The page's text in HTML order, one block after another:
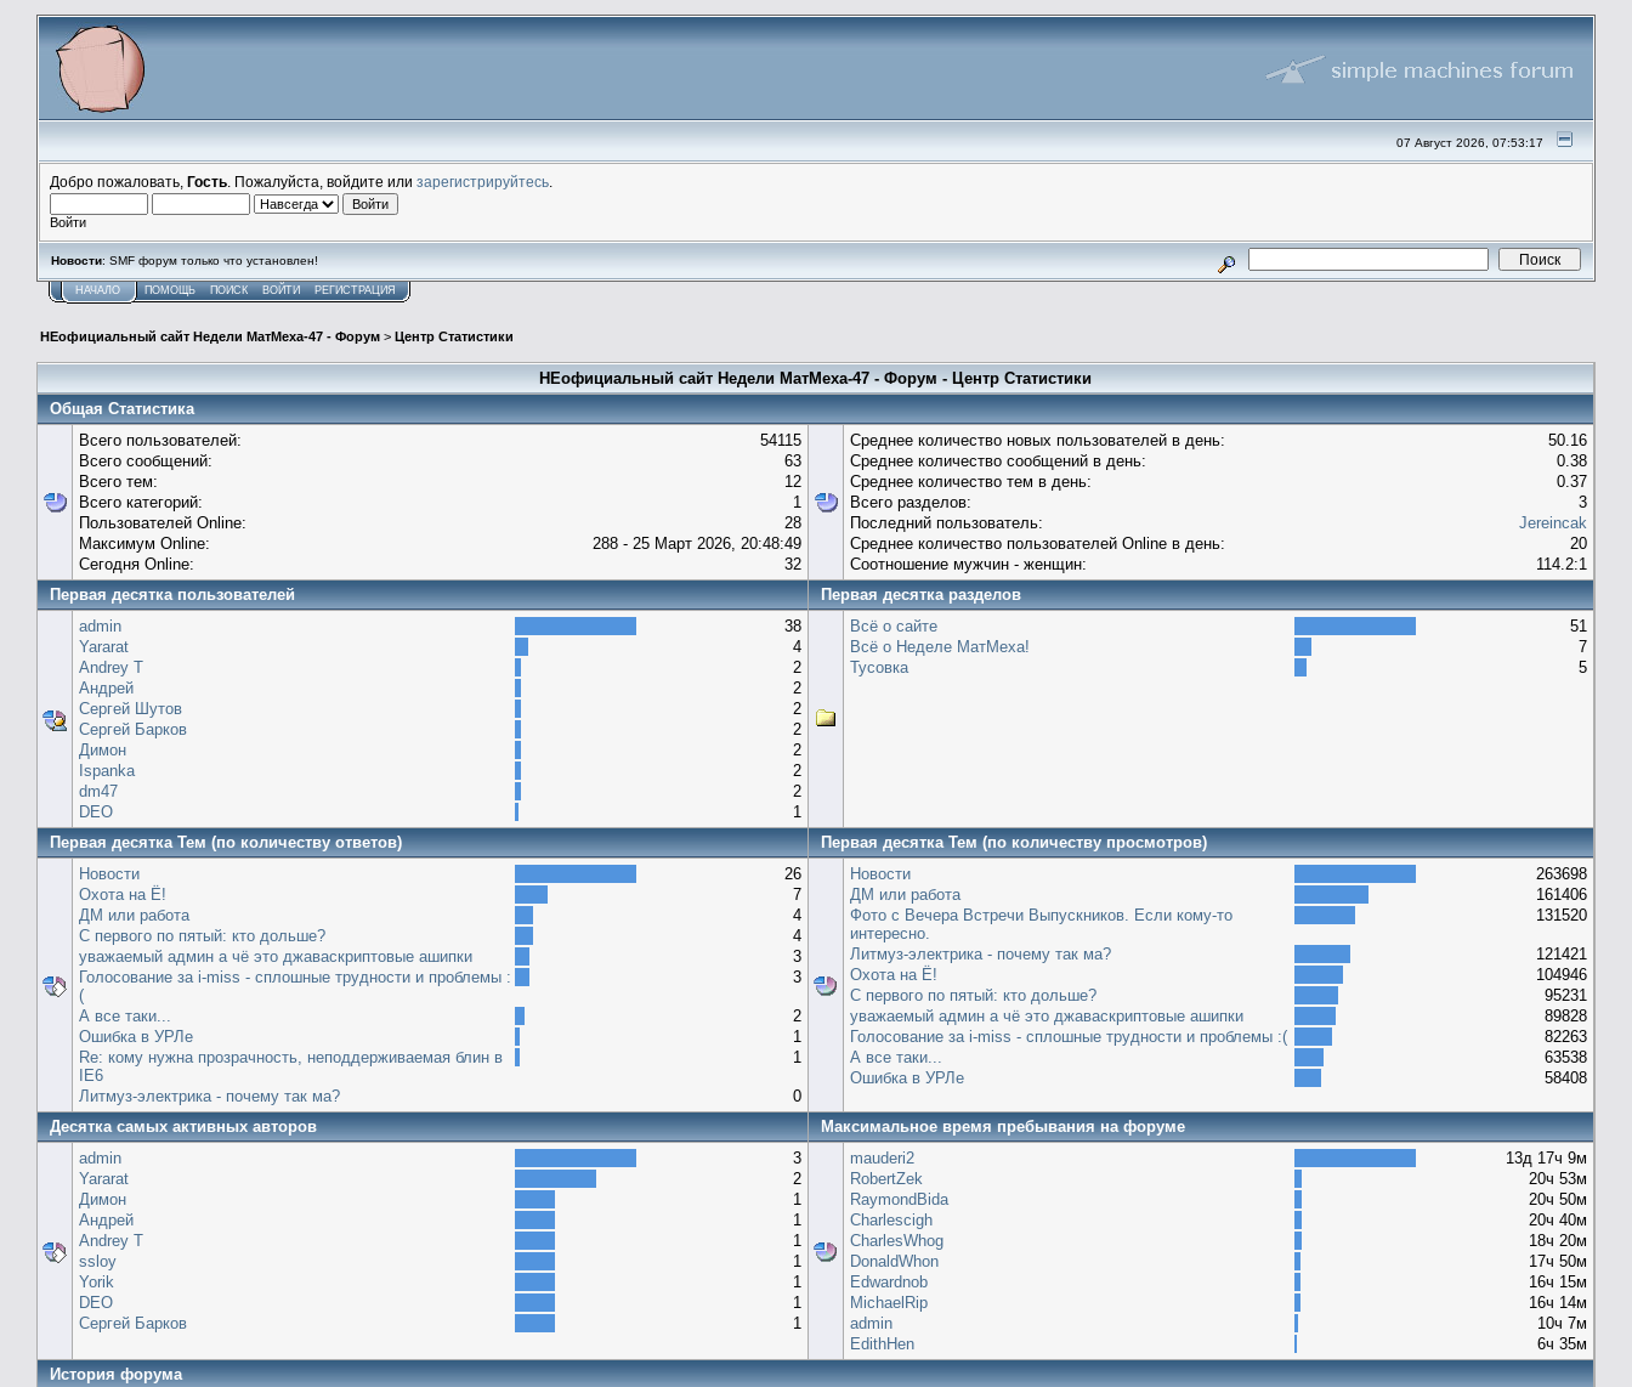
07 Август 2026, 07:53:17
Добро пожаловать, Гость . Пожалуйста, войдите или зарегистрируйтесь
Войти
Новости: SMF форум только что установлен!
НАЧАЛО ПОМОЩЬ ПОИСК ВОЙТИ РЕГИСТРАЦИЯ
НЕофициальный сайт Недели МатМеха-47 - Форум > Центр Статистики
НЕофициальный сайт Недели МатМеха-47 - Форум - Центр Статистики
Общая Статистика
Всего пользователей:
54115
Всего сообщений:
63
Всего тем:
12
Всего категорий:
1
Пользователей Online:
28
Максимум Online:
288 - 25 Март 2026, 20:48:49
Сегодня Online:
32
Среднее количество новых пользователей в день:
50.16
Среднее количество сообщений в день:
0.38
Среднее количество тем в день:
0.37
Всего разделов:
3
Последний пользователь:
Jereincak
Среднее количество пользователей Оnline в день:
20
Соотношение мужчин - женщин:
114.2:1
Первая десятка пользователей
Первая десятка разделов
admin
38
Yararat
4
Andrey T
2
Андрей
2
Сергей Шутов
2
Сергей Барков
2
Димон
2
Ispanka
2
dm47
2
DEO
1
Всё о сайте
51
Всё о Неделе МатМеха!
7
Тусовка
5
Первая десятка Тем (по количеству ответов)
Первая десятка Тем (по количеству просмотров)
Новости
26
Охота на Ё!
7
ДМ или работа
4
С первого по пятый: кто дольше?
4
уважаемый админ а чё это джаваскриптовые ашипки
3
Голосование за i-miss - сплошные трудности и проблемы :
(
3
А все таки...
2
Ошибка в УРЛе
1
Re: кому нужна прозрачность, неподдерживаемая блин в
IE6
1
Литмуз-электрика - почему так ма? 0
Новости
263698
ДМ или работа
161406
Фото с Вечера Встречи Выпускников. Если кому-то
интересно.
131520
Литмуз-электрика - почему так ма?
121421
Охота на Ё!
104946
С первого по пятый: кто дольше?
95231
уважаемый админ а чё это джаваскриптовые ашипки
89828
Голосование за i-miss - сплошные трудности и проблемы :(
82263
А все таки...
63538
Ошибка в УРЛе
58408
Десятка самых активных авторов
Максимальное время пребывания на форуме
admin
3
Yararat
2
Димон
1
Андрей
1
Andrey T
1
ssloy
1
Yorik
1
DEO
1
Сергей Барков
1
mauderi2
13д 17ч 9м
RobertZek
20ч 53м
RaymondBida
20ч 50м
Charlescigh
20ч 40м
CharlesWhog
18ч 20м
DonaldWhon
17ч 50м
Edwardnob
16ч 15м
MichaelRip
16ч 14м
admin
10ч 7м
EdithHen
6ч 35м
История форума